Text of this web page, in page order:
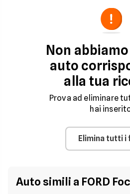
Non
auto
alla tua
Prova ad eliminare
hai
Elimina tutti
Auto simili a FORD